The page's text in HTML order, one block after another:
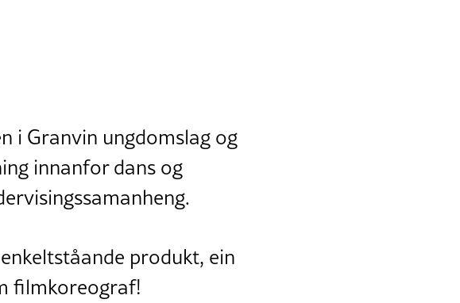
i Granvin ungdomslag og
innanfor dans og
produkt, ein
filmkoreograf!